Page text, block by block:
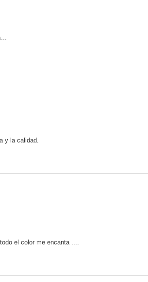
y la calidad.
el color me encanta ....